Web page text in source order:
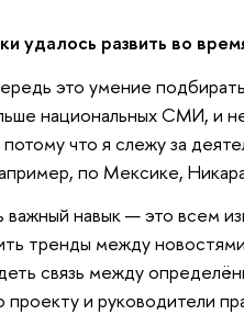
удалось развить во
это умение
национальных СМИ, и
что я слежу за
по Мексике,
важный навык — это всем
тренды между
связь между
проекту и руководители